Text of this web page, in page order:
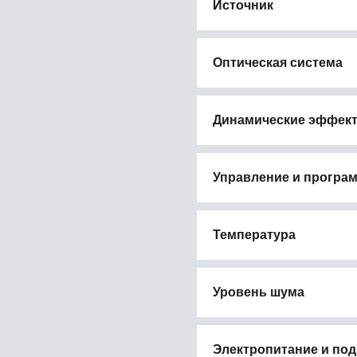
Источник
Оптическая система
Динамические
Управление и
Температура
Уровень шума
Электропитание и